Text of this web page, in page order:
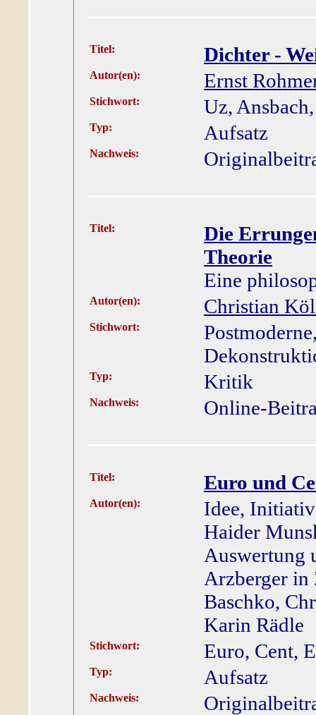
Titel: Dichter -
Autor(en): Ernst
Stichwort: Uz,
Typ: Aufsatz
Nachweis:
Titel:
Die
Theorie
Eine
Autor(en): Christian
Stichwort:
Typ: Kritik
Nachweis: Online-
Titel: Euro und
Autor(en):
Idee,
Haider
Auswertung
Arzberger in
Baschko,
Karin Rädle
Stichwort: Euro, Cent,
Typ: Aufsatz
Nachweis: